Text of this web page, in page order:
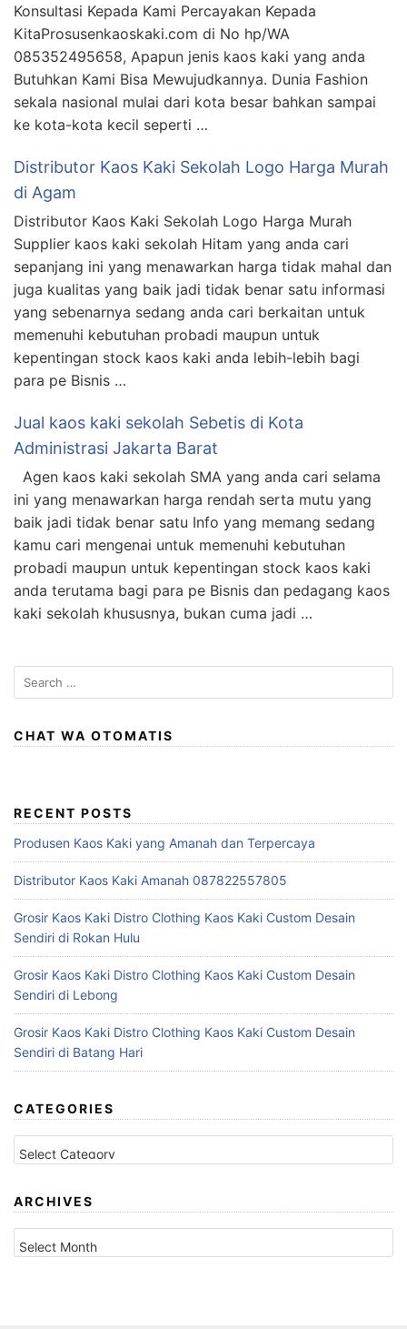
Konsultasi Kepada Kami Percayakan Kepada
KitaProsusenkaoskaki.com di No hp/WA
085352495658, Apapun jenis kaos kaki yang anda
Butuhkan Kami Bisa Mewujudkannya. Dunia Fashion
sekala nasional mulai dari kota besar bahkan sampai
ke kota-kota kecil seperti …
Distributor Kaos Kaki Sekolah Logo Harga Murah
di Agam
Distributor Kaos Kaki Sekolah Logo Harga Murah
Supplier kaos kaki sekolah Hitam yang anda cari
sepanjang ini yang menawarkan harga tidak mahal dan
juga kualitas yang baik jadi tidak benar satu informasi
yang sebenarnya sedang anda cari berkaitan untuk
memenuhi kebutuhan probadi maupun untuk
kepentingan stock kaos kaki anda lebih-lebih bagi
para pe Bisnis …
Jual kaos kaki sekolah Sebetis di Kota
Administrasi Jakarta Barat
Agen kaos kaki sekolah SMA yang anda cari selama
ini yang menawarkan harga rendah serta mutu yang
baik jadi tidak benar satu Info yang memang sedang
kamu cari mengenai untuk memenuhi kebutuhan
probadi maupun untuk kepentingan stock kaos kaki
anda terutama bagi para pe Bisnis dan pedagang kaos
kaki sekolah khususnya, bukan cuma jadi …
Search
for:
CHAT WA OTOMATIS
RECENT POSTS
Produsen Kaos Kaki yang Amanah dan Terpercaya
Distributor Kaos Kaki Amanah 087822557805
Grosir Kaos Kaki Distro Clothing Kaos Kaki Custom Desain
Sendiri di Rokan Hulu
Grosir Kaos Kaki Distro Clothing Kaos Kaki Custom Desain
Sendiri di Lebong
Grosir Kaos Kaki Distro Clothing Kaos Kaki Custom Desain
Sendiri di Batang Hari
CATEGORIES
Categories
ARCHIVES
Archives